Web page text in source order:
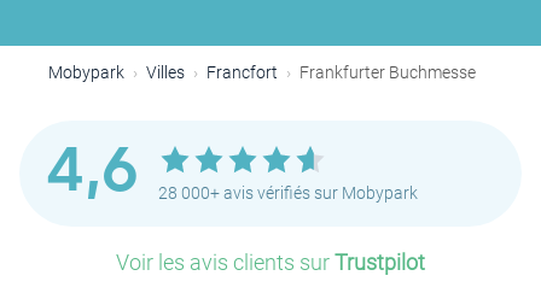
Mobypark Villes Francfort Frankfurter Buchmesse
4,6 28 000+ avis vérifiés sur Mobypark
Voir les avis clients surTrustpilot